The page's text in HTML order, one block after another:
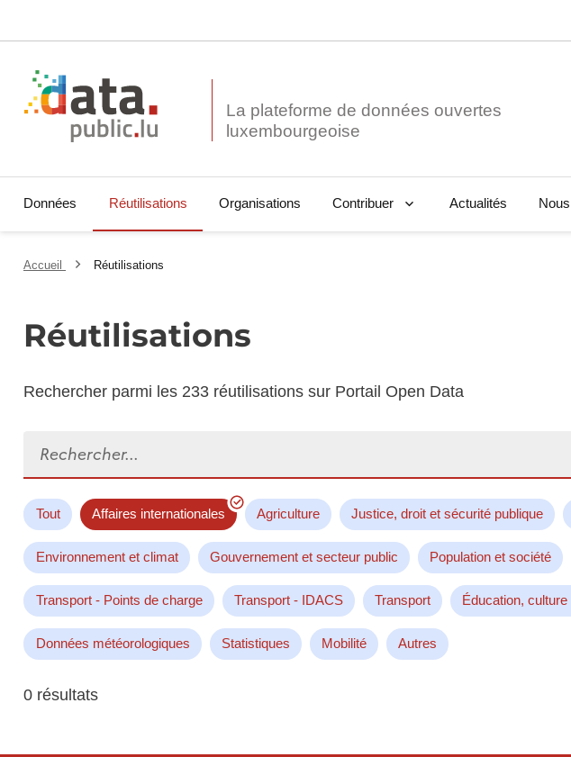
La plateforme de données ouvertes
Données Réutilisations Organisations Contribuer Actualités
Accueil Réutilisations
Réutilisations
Rechercher parmi les 233 réutilisations sur Portail Open Data
Tout Affaires internationales Agriculture Justice, droit et sécurité publique
Environnement et climat Gouvernement et secteur public Population et société
Transport - Points de charge Transport - IDACS Transport Éducation,
Données météorologiques Statistiques Mobilité Autres
0 résultats